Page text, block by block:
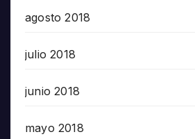
agosto 2018
julio 2018
junio 2018
mayo 2018